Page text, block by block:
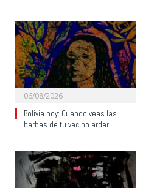
06/08/2026
Bolivia hoy: Cuando veas las
barbas de tu vecino arder…